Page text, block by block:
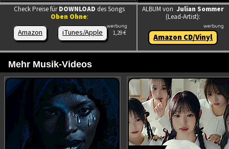
Check Preise fürDOWNLOAD des Songs
Oben Ohne:
Amazon iTunes/Apple 1,29 €
ALBUM von Julian Sommer
(Lead-Artist):
Amazon CD/Vinyl
Mehr Musik-Videos